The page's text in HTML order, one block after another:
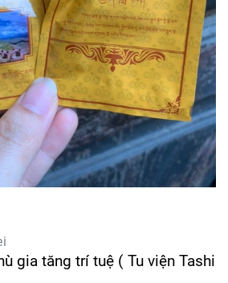
gia tăng trí tuệ ( Tu viện Tashi